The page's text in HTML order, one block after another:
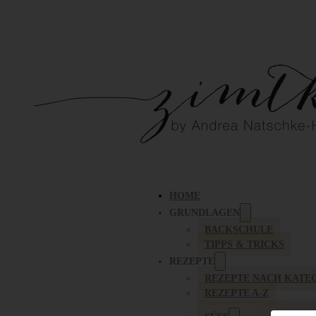
HOME
GRUNDLAGEN
BACKSCHULE
TIPPS & TRICKS
REZEPTE
REZEPTE NACH
REZEPTE A-Z